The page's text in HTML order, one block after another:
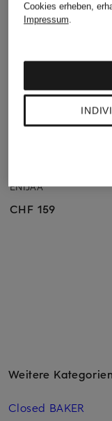
ENIJAA
CHF 159
Weitere Kategorien
Closed BAKER
Cookies erheben,
Impressum.